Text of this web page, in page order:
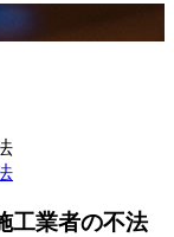
工業者の不法